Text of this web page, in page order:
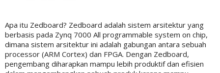
Apa itu Zedboard? Zedboard adalah sistem arsitektur yang
berbasis pada Zynq 7000 All programmable system on chip,
dimana sistem arsitektur ini adalah gabungan antara sebuah
processor (ARM Cortex) dan FPGA. Dengan Zedboard,
pengembang diharapkan mampu lebih produktif dan efisien